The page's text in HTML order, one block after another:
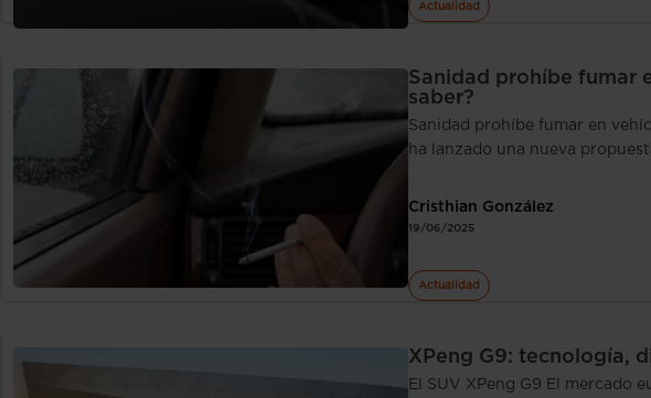
Actualidad
Sanidad prohíbe fumar
saber?
Sanidad prohíbe fumar en
ha lanzado una nueva
Cristhian González
19/06/2025
Actualidad
XPeng G9: tecnología,
El SUV XPeng G9 El mercado